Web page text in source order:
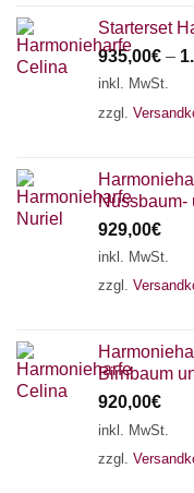
Starterset
935,00€ –
inkl. MwSt.
zzgl.
Nussbaum-
929,00€
inkl. MwSt.
zzgl.
Birnbaum
920,00€
inkl. MwSt.
zzgl.